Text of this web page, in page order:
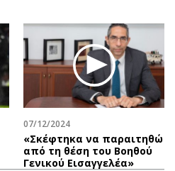
07/12/2024
«Σκέφτηκα να παραιτηθώ
από τη θέση του Βοηθού
Γενικού Εισαγγελέα»